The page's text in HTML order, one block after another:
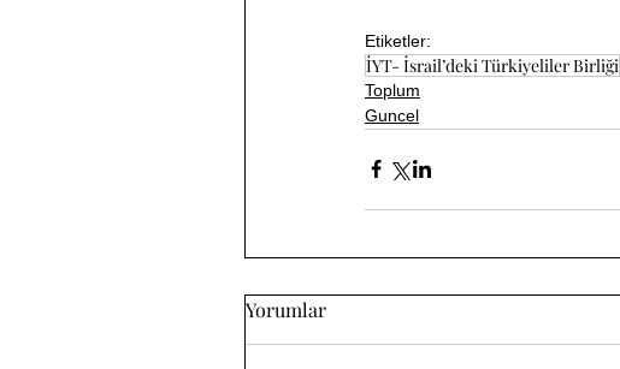
Etiketler:
İYT- İsrail’deki Türkiyeliler Birliği
Toplum
Guncel
Yorumlar